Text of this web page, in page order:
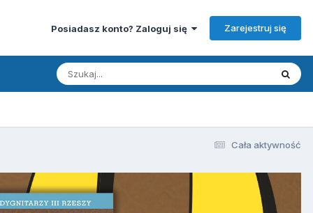
Posiadasz konto? Zaloguj się Zarejestruj się
Cała aktywność